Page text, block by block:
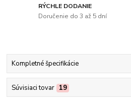
RÝCHLE DODANIE
Doručenie do 3 až 5 dní
Kompletné špecifikácie
Súvisiaci tovar 19